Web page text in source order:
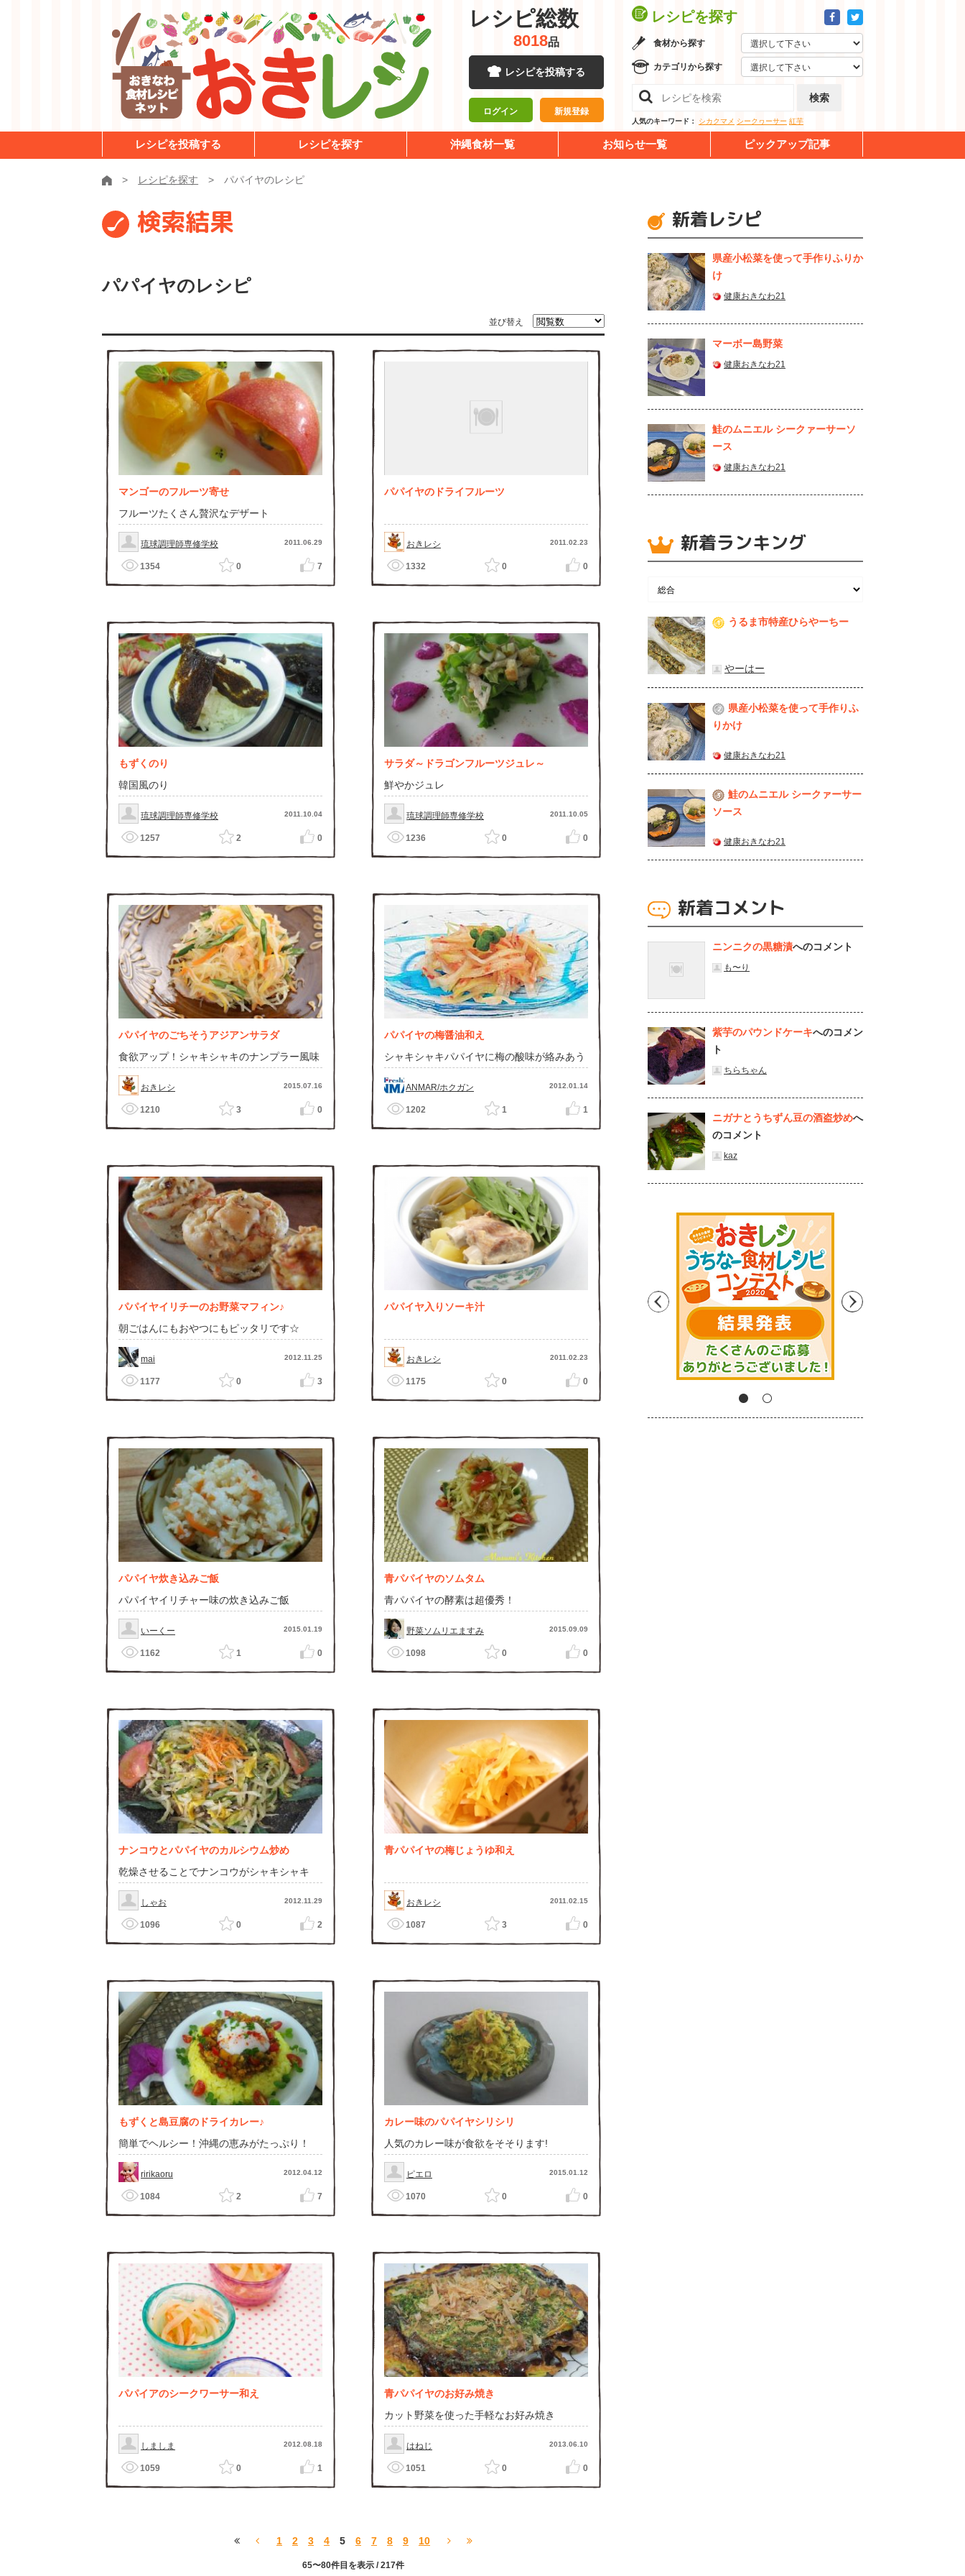
レシピ総数
8018品
レシピを投稿する
ログイン 新規登録
レシピを探す
食材から探す
カテゴリから探す
検索
人気のキーワード： シカクマメ シークヮーサー 紅芋
レシピを投稿する レシピを探す 沖縄食材一覧 お知らせ一覧 ピックアップ記事
レシピを探す パパイヤのレシピ
検索結果
パパイヤのレシピ
並び替え
マンゴーのフルーツ寄せ
フルーツたくさん贅沢なデザート
琉球調理師専修学校 2011.06.29
1354 0 7
パパイヤのドライフルーツ
おきレシ 2011.02.23
1332 0 0
もずくのり
韓国風のり
琉球調理師専修学校 2011.10.04
1257 2 0
サラダ～ドラゴンフルーツジュレ～
鮮やかジュレ
琉球調理師専修学校 2011.10.05
1236 0 0
パパイヤのごちそうアジアンサラダ
食欲アップ！シャキシャキのナンプラー風味
おきレシ 2015.07.16
1210 3 0
パパイヤの梅醤油和え
シャキシャキパパイヤに梅の酸味が絡みあう
ANMAR/ホクガン 2012.01.14
1202 1 1
パパイヤイリチーのお野菜マフィン♪
朝ごはんにもおやつにもピッタリです☆
mai 2012.11.25
1177 0 3
パパイヤ入りソーキ汁
おきレシ 2011.02.23
1175 0 0
パパイヤ炊き込みご飯
パパイヤイリチャー味の炊き込みご飯
いーくー 2015.01.19
1162 1 0
青パパイヤのソムタム
青パパイヤの酵素は超優秀！
野菜ソムリエますみ 2015.09.09
1098 0 0
ナンコウとパパイヤのカルシウム炒め
乾燥させることでナンコウがシャキシャキ
しゃお 2012.11.29
1096 0 2
青パパイヤの梅じょうゆ和え
おきレシ 2011.02.15
1087 3 0
もずくと島豆腐のドライカレー♪
簡単でヘルシー！沖縄の恵みがたっぷり！
ririkaoru 2012.04.12
1084 2 7
カレー味のパパイヤシリシリ
人気のカレー味が食欲をそそります!
ピエロ 2015.01.12
1070 0 0
パパイアのシークワーサー和え
しましま 2012.08.18
1059 0 1
青パパイヤのお好み焼き
カット野菜を使った手軽なお好み焼き
はねじ 2013.06.10
1051 0 0
1 2 3 4 5 6 7 8 9 10
65〜80件目を表示 / 217件
新着レシピ
県産⼩松菜を使って⼿作りふりか
け
健康おきなわ21
マーボー島野菜
健康おきなわ21
鮭のムニエル シークァーサーソ
ース
健康おきなわ21
新着ランキング
1 うるま市特産ひらやーちー
やーはー
2
県産⼩松菜を使って⼿作りふ
りかけ
健康おきなわ21
3
鮭のムニエル シークァーサー
ソース
健康おきなわ21
新着コメント
ニンニクの黒糖漬へのコメント
も〜り
紫芋のパウンドケーキへのコメン
ト
ちらちゃん
ニガナとうちずん豆の酒盗炒めへ
のコメント
kaz